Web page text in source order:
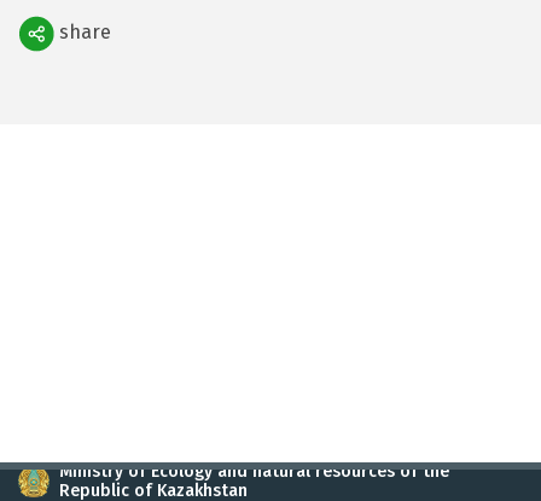
Поделиться
share
Ministry of Ecology and natural resources of the
Republic of Kazakhstan